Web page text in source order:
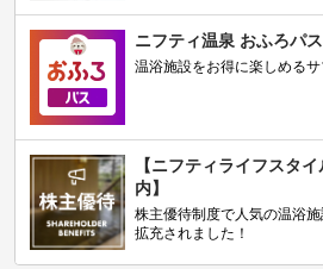
ニフティ温泉 おふろパス
温浴施設をお得に楽しめる
【ニフティライフスタ
内】
株主優待制度で人気の温浴
拡充されました！